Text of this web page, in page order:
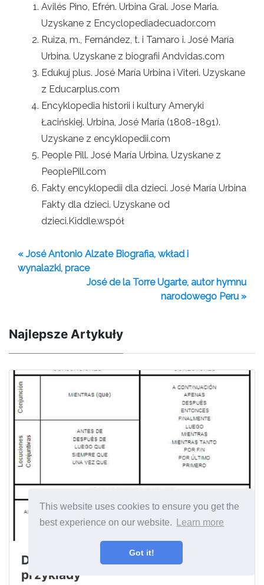
This website uses cookies to ensure you get the
best experience on our website.
Learn more
Got it!
Avilés Pino, Efrén. Urbina Gral. Jose Maria.
Uzyskane z Encyclopediadecuador.com
Ruiza, m., Fernández, t. i Tamaro i. José María
Urbina. Uzyskane z biografii Andvidas.com
Edukuj plus. José María Urbina i Viteri. Uzyskane
z Educarplus.com
Encyklopedia historii i kultury Ameryki
Łacińskiej. Urbina, José María (1808-1891).
Uzyskane z encyklopedii.com
People Pill. José María Urbina. Uzyskane z
PeoplePill.com
Fakty encyklopedii dla dzieci. José María Urbina
Fakty dla dzieci. Uzyskane od
dzieci.Kiddle.współ
« José Antonio Alzate Biografia, wkład i
wynalazki, prace
José de la Torre Ugarte, autor hymnu
narodowego Peru »
Najlepsze Artykuły
Definicja linków czasowych i
przykłady